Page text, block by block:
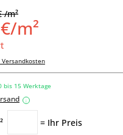
/m²
m²
Versandkosten
bis 15 Werktage
i
= Ihr Preis